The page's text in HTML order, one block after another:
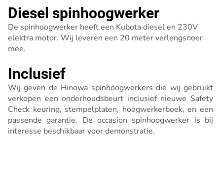
Diesel spinhoogwerker
De spinhoogwerker heeft een Kubota diesel en 230V
elektra motor. Wij leveren een 20 meter verlengsnoer
mee.
Inclusief
Wij geven de Hinowa spinhoogwerkers die wij gebruikt
verkopen een onderhoudsbeurt inclusief nieuwe Safety
Check keuring, stempelplaten, hoogwerkerboek, en een
passende garantie. De occasion spinhoogwerker is bij
interesse beschikbaar voor demonstratie.